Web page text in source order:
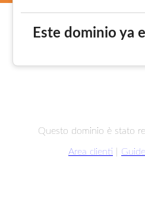
Este dominio ya
Questo dominio è stato
Area clienti